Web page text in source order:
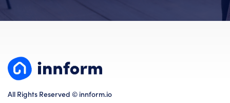
All Rights Reserved © innform.io